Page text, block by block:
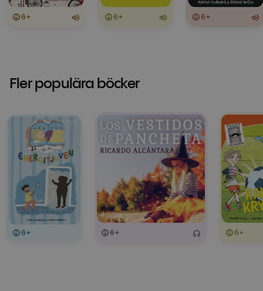
6+ 6+ 6+
Fler populära böcker
6+ 6+ 6+